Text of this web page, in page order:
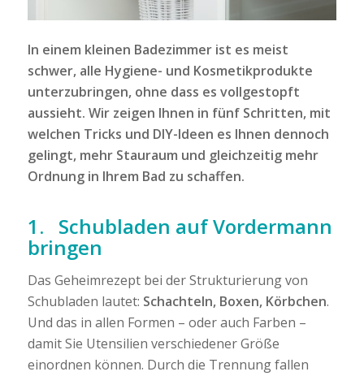
In einem kleinen Badezimmer ist es meist
schwer, alle Hygiene- und Kosmetikprodukte
unterzubringen, ohne dass es vollgestopft
aussieht. Wir zeigen Ihnen in fünf Schritten, mit
welchen Tricks und DIY-Ideen es Ihnen dennoch
gelingt, mehr Stauraum und gleichzeitig mehr
Ordnung in Ihrem Bad zu schaffen.
1. Schubladen auf Vordermann
bringen
Das Geheimrezept bei der Strukturierung von
Schubladen lautet: Schachteln, Boxen, Körbchen.
Und das in allen Formen – oder auch Farben –
damit Sie Utensilien verschiedener Größe
einordnen können. Durch die Trennung fallen